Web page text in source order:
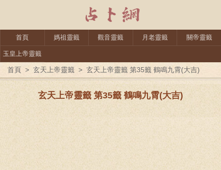
首頁 媽祖靈籤 觀音靈籤 月老靈籤 關帝靈籤
玉皇上帝靈籤
首頁 > 玄天上帝靈籤 > 玄天上帝靈籤 第35籤 鶴鳴九霄(大吉)
玄天上帝靈籤 第35籤 鶴鳴九霄(大吉)